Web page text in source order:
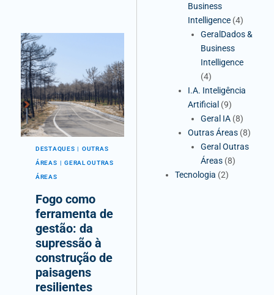
DESTAQUES OUTRAS
ÁREAS GERAL OUTRAS
ÁREAS
Fogo como
ferramenta de
gestão: da
supressão à
construção de
paisagens
resilientes
Business
Intelligence (4)
GeralDados &
Business
Intelligence
(4)
I.A. Inteligência
Artificial (9)
Geral IA (8)
Outras Áreas (8)
Geral Outras
Áreas (8)
Tecnologia (2)